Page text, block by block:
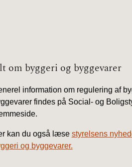
om byggeri og byggevarer
information om regulering af
findes på Social- og
kan du også læse styrelsens
og byggevarer.